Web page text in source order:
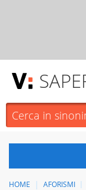
HOME AFORISMI